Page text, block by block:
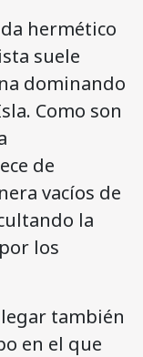
hermético
suele
dominando
Como son
de
vacíos de
la
los
también
en el que